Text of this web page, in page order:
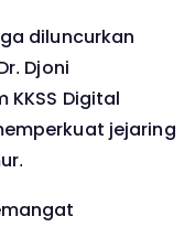
diluncurkan
Djoni
Digital
jejaring